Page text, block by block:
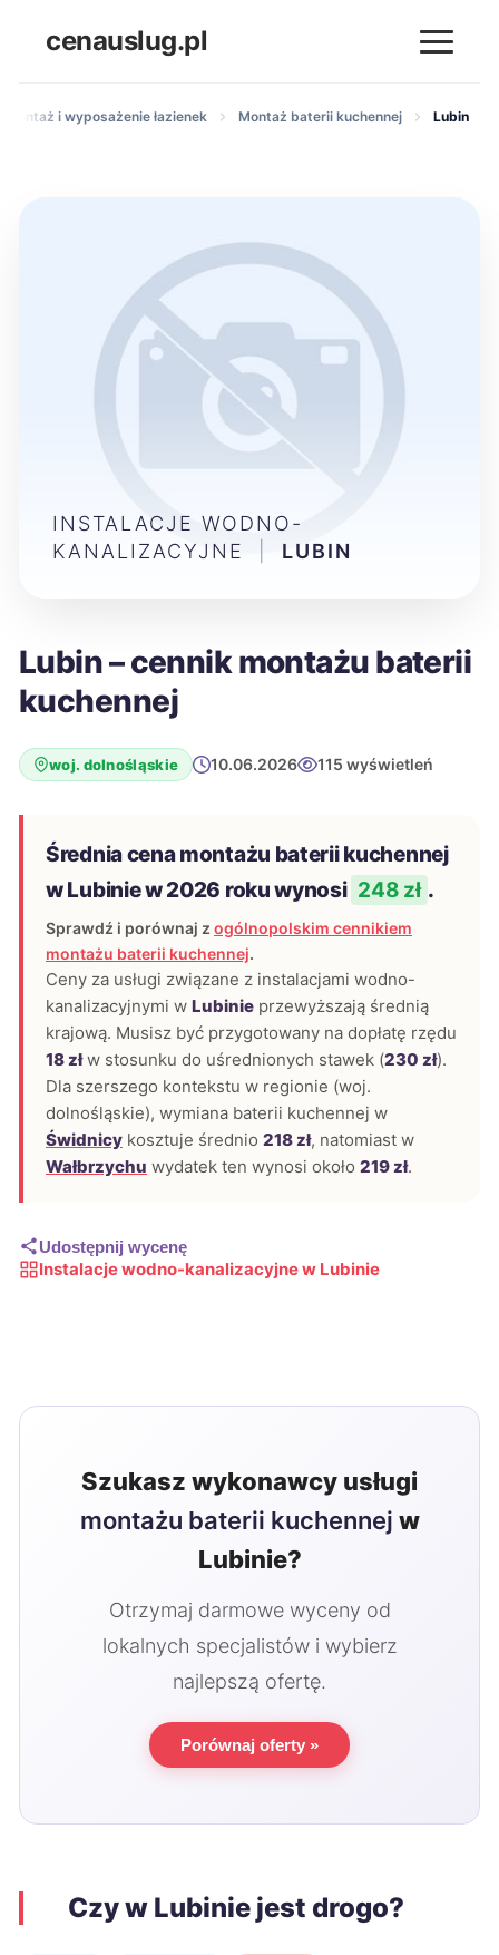
cenauslug.pl
montaż i wyposażenie łazienek Montaż baterii kuchennej Lubin
Lubin – cennik montażu baterii
kuchennej
woj. dolnośląskie 10.06.2026 115 wyświetleń
Średnia cena montażu baterii kuchennej
w Lubinie w 2026 roku wynosi 248 zł .
Sprawdź i porównaj z ogólnopolskim cennikiem
montażu baterii kuchennej.
Ceny za usługi związane z instalacjami wodno-
kanalizacyjnymi w Lubinie przewyższają średnią
krajową. Musisz być przygotowany na dopłatę rzędu
18 złw stosunku do uśrednionych stawek (230 zł).
Dla szerszego kontekstu w regionie (woj.
dolnośląskie), wymiana baterii kuchennej w
Świdnicy kosztuje średnio 218 zł, natomiast w
Wałbrzychu wydatek ten wynosi około 219 zł.
Udostępnij wycenę
Instalacje wodno-kanalizacyjne w Lubinie
INSTALACJE WODNO-
KANALIZACYJNE
LUBIN
Szukasz wykonawcy usługi
montażu baterii kuchennej w
Lubinie?
Otrzymaj darmowe wyceny od
lokalnych specjalistów i wybierz
najlepszą ofertę.
Porównaj oferty »
Czy w Lubinie jest drogo?